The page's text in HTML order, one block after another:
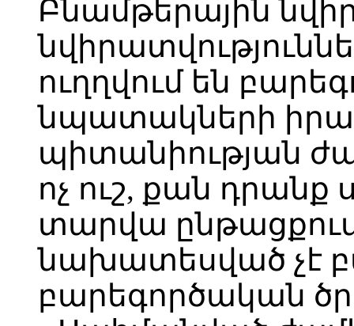
Բնամթերային
ուղղվում են
նպատակների
պիտանիության
ոչ ուշ, քան դրանք
տարվա
նախատեսված չէ
բարեգործական